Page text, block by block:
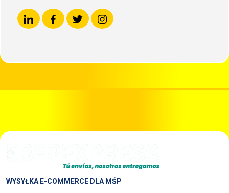
WYSYŁKA E-COMMERCE DLA MŚP